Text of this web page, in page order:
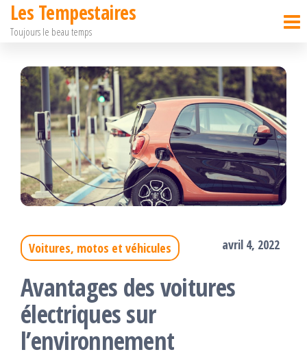
Passer
contenu
Les Tempestaires
Toujours le beau temps
Voitures, motos et véhicules avril 4, 2022
Avantages des voitures
électriques sur
l’environnement